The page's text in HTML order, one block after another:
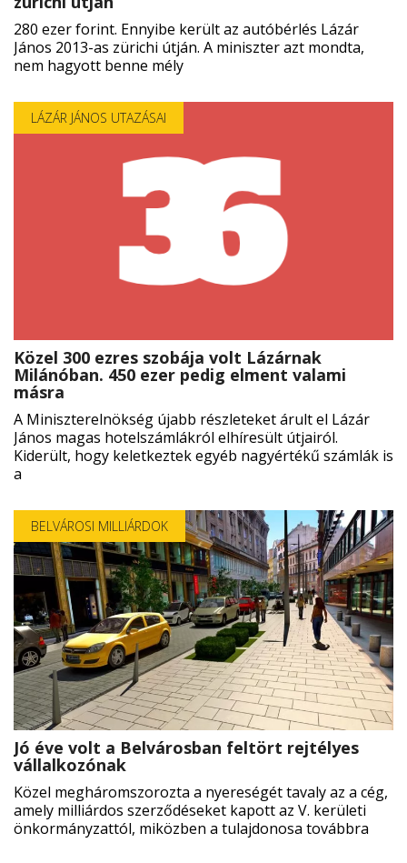

EN
CSATLAKOZZ
TÁMOGATÓI
280 ezer forint. Ennyibe került az autóbérlés Lázár
János 2013-as zürichi útján. A miniszter azt mondta,
nem hagyott benne mély
LÁZÁR JÁNOS UTAZÁSAI
Közel 300 ezres szobája volt Lázárnak
Milánóban. 450 ezer pedig elment valami
másra
A Miniszterelnökség újabb részleteket árult el Lázár
János magas hotelszámlákról elhíresült útjairól.
Kiderült, hogy keletkeztek egyéb nagyértékű számlák is
a
BELVÁROSI MILLIÁRDOK
Jó éve volt a Belvárosban feltört rejtélyes
vállalkozónak
Közel megháromszorozta a nyereségét tavaly az a cég,
amely milliárdos szerződéseket kapott az V. kerületi
önkormányzattól, miközben a tulajdonosa továbbra